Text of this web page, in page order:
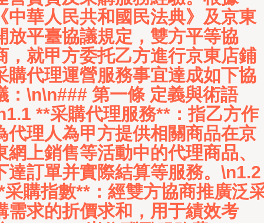
中華人民共和國民法典》及京東
放平臺協議規定，雙方平等協
，就甲方委托乙方進行京東店鋪
購代理運營服務事宜達成如下協
：\n\n### 第一條 定義與術語
**采購代理服務**：指乙方作
代理人為甲方提供相關商品在京
網上銷售等活動中的代理商品、
達訂單并實際結算等服務。\n1.2
采購指數**：經雙方協商推廣泛
需求的折價求和，用于績效考